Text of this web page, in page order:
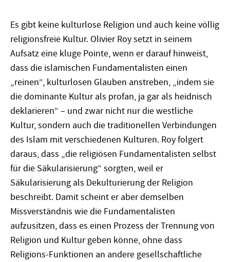
Es gibt keine kulturlose Religion und auch keine völlig
religionsfreie Kultur. Olivier Roy setzt in seinem
Aufsatz eine kluge Pointe, wenn er darauf hinweist,
dass die islamischen Fundamentalisten einen
„reinen“, kulturlosen Glauben anstreben, „indem sie
die dominante Kultur als profan, ja gar als heidnisch
deklarieren“ – und zwar nicht nur die westliche
Kultur, sondern auch die traditionellen Verbindungen
des Islam mit verschiedenen Kulturen. Roy folgert
daraus, dass „die religiösen Fundamentalisten selbst
für die Säkularisierung“ sorgten, weil er
Säkularisierung als Dekulturierung der Religion
beschreibt. Damit scheint er aber demselben
Missverständnis wie die Fundamentalisten
aufzusitzen, dass es einen Prozess der Trennung von
Religion und Kultur geben könne, ohne dass
Religions-Funktionen an andere gesellschaftliche